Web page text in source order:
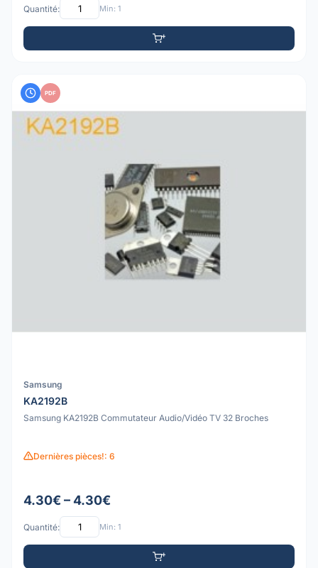
Quantité: Min: 1
PDF
Samsung
KA2192B
Samsung KA2192B Commutateur Audio/Vidéo TV 32 Broches
Dernières pièces!: 6
4.30€ – 4.30€
Quantité: Min: 1